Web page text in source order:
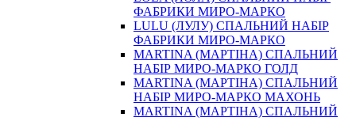
ФАБРИКИ МИРО-МАРКО
LULU (ЛУЛУ) СПАЛЬНИЙ НАБІР
ФАБРИКИ МИРО-МАРКО
MARTINA (МАРТІНА) СПАЛЬНИЙ
НАБІР МИРО-МАРКО ГОЛД
MARTINA (МАРТІНА) СПАЛЬНИЙ
НАБІР МИРО-МАРКО МАХОНЬ
MARTINA (МАРТІНА) СПАЛЬНИЙ